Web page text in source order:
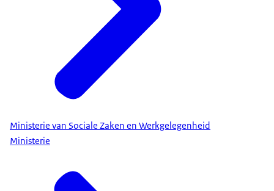
Ministerie van Sociale Zaken en Werkgelegenheid
Ministerie